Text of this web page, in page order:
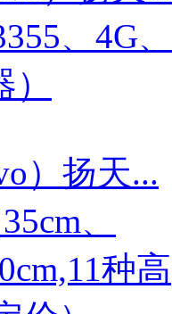
）扬天...